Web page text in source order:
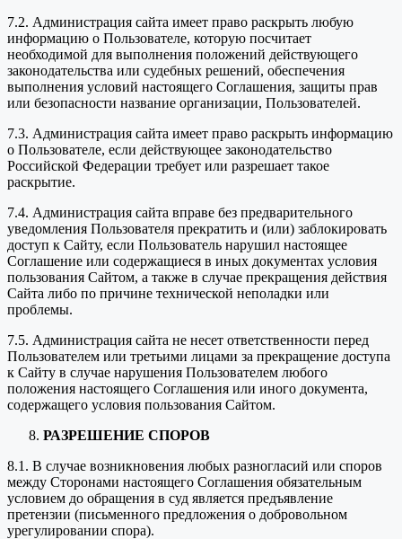
7.2. Администрация сайта имеет право раскрыть любую
информацию о Пользователе, которую посчитает
необходимой для выполнения положений действующего
законодательства или судебных решений, обеспечения
выполнения условий настоящего Соглашения, защиты прав
или безопасности название организации, Пользователей.
7.3. Администрация сайта имеет право раскрыть информацию
о Пользователе, если действующее законодательство
Российской Федерации требует или разрешает такое
раскрытие.
7.4. Администрация сайта вправе без предварительного
уведомления Пользователя прекратить и (или) заблокировать
доступ к Сайту, если Пользователь нарушил настоящее
Соглашение или содержащиеся в иных документах условия
пользования Сайтом, а также в случае прекращения действия
Сайта либо по причине технической неполадки или
проблемы.
7.5. Администрация сайта не несет ответственности перед
Пользователем или третьими лицами за прекращение доступа
к Сайту в случае нарушения Пользователем любого
положения настоящего Соглашения или иного документа,
содержащего условия пользования Сайтом.
РАЗРЕШЕНИЕ СПОРОВ
8.1. В случае возникновения любых разногласий или споров
между Сторонами настоящего Соглашения обязательным
условием до обращения в суд является предъявление
претензии (письменного предложения о добровольном
урегулировании спора).